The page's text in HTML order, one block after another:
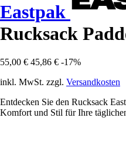
Eastpak
Rucksack
55,00 € 45,86 € -17%
inkl. MwSt. zzgl. Versandkosten
Entdecken Sie den Rucksack
Komfort und Stil für Ihre